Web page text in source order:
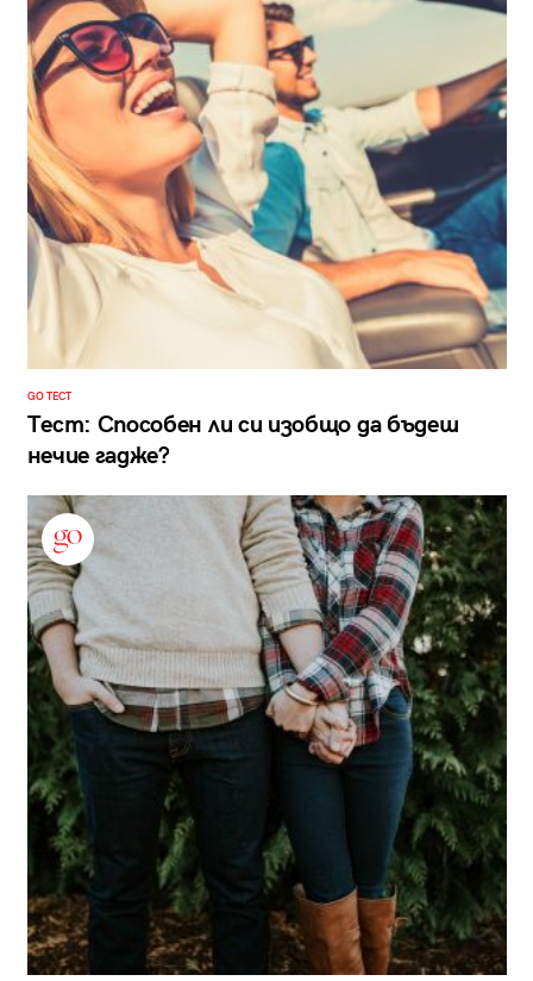
GO ТЕСТ
Тест: Способен ли си изобщо да бъдеш
нечие гадже?